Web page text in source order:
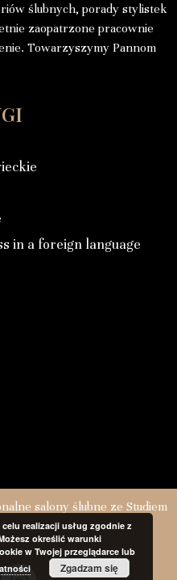
ślubnych, porady stylistek
zaopatrzone pracownie
Towarzyszymy Pannom
in a foreign language
salony ślubne ze Studiem
realizacji usług zgodnie z
określić warunki
w Twojej przeglądarce lub
Zgadzam się